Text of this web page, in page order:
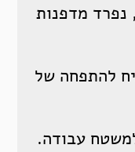
נפרד מדפנות
להתפחה של
עבודה.